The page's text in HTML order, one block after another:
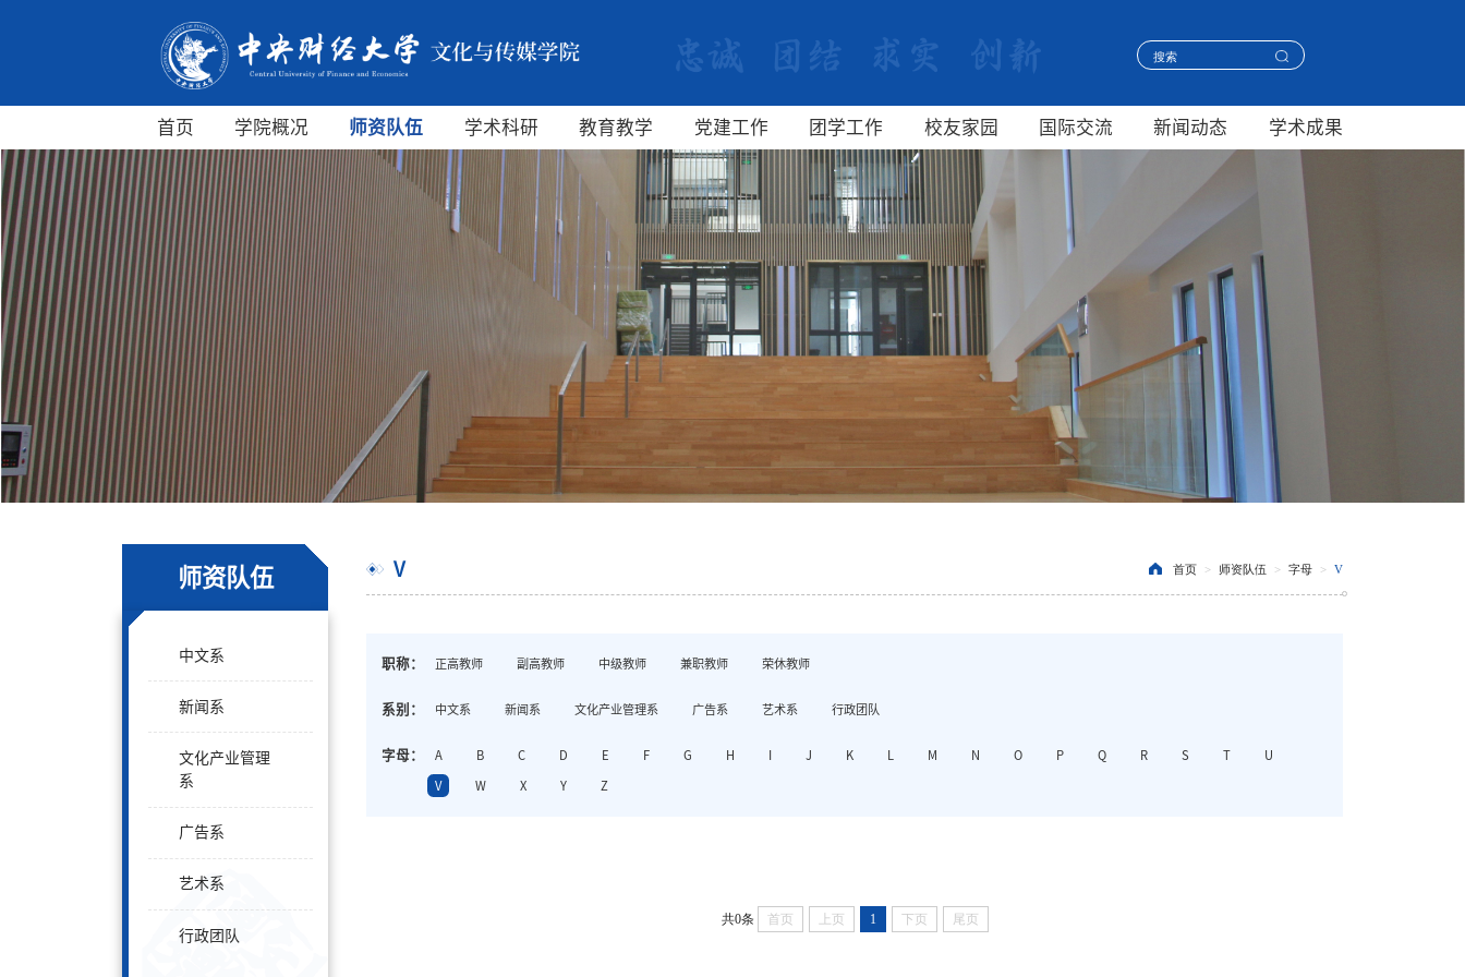
首页 学院概况 师资队伍 学术科研 教育教学 党建工作 团学工作 校友家园 国际交流 新闻动态 学术成果
师资队伍
中文系
新闻系
文化产业管理
系
广告系
艺术系
行政团队
V 首页 > 师资队伍 > 字母 > V
职称： 正高教师 副高教师 中级教师 兼职教师 荣休教师
系别： 中文系 新闻系 文化产业管理系 广告系 艺术系 行政团队
字母： A B C D E F G H J K M N O P Q R S T U
V W X Y Z
共0条 首页 上页 1 下页 尾页